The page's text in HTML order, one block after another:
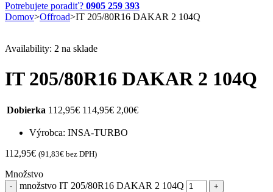
Potrebujete poradiť? 0905 259 393
Domov>Offroad>IT 205/80R16 DAKAR 2 104Q
Availability: 2 na sklade
IT 205/80R16 DAKAR 2 104Q
Dobierka 112,95€ 114,95€ 2,00€
Výrobca: INSA-TURBO
112,95€ (91,83€ bez DPH)
Množstvo
množstvo IT 205/80R16 DAKAR 2 104Q